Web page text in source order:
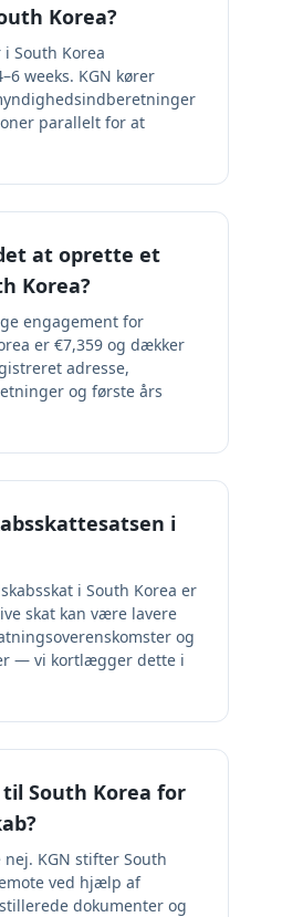
Korea?
South Korea
weeks. KGN kører
parallelt for at
at oprette et
Korea?
engagement for
er €7,359 og dækker
adresse,
og første års
i
i South Korea er
skat kan være lavere
og
— vi kortlægger dette i
South Korea for
KGN stifter South
ved hjælp af
dokumenter og